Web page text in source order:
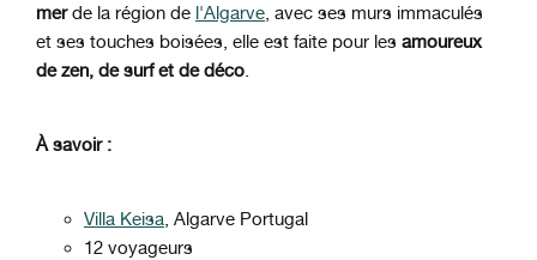
merde la région de l'Algarve, avec ses murs immaculés
et ses touches boisées, elle est faite pour les amoureux
de zen, de surf et de déco.
À savoir :
Villa Keisa, Algarve Portugal
12 voyageurs